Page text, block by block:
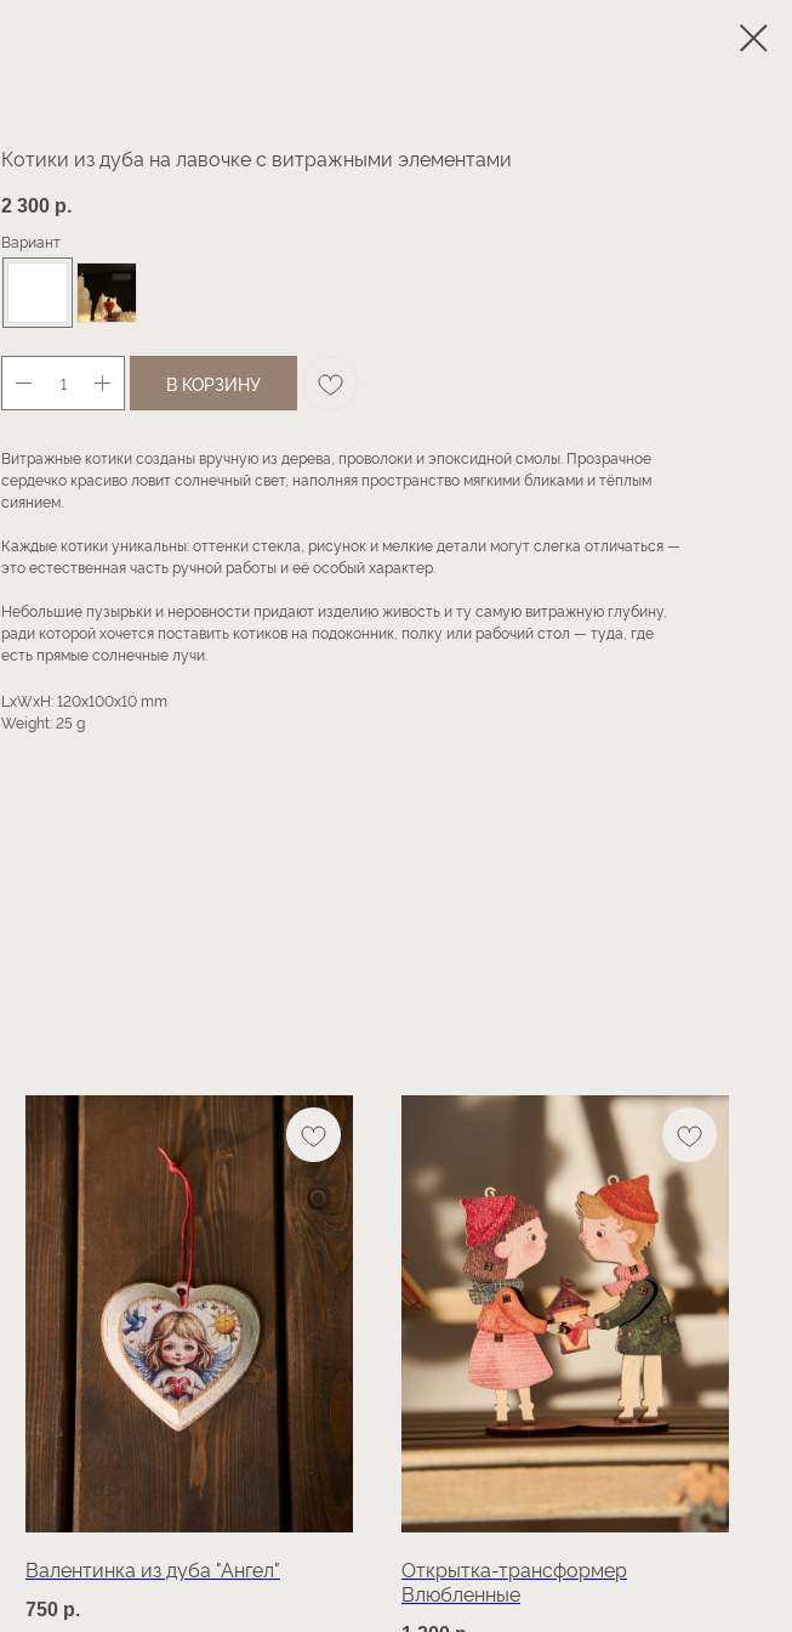
Котики из дуба на лавочке с витражными элементами
2 300 р.
Вариант
В КОРЗИНУ
Витражные котики созданы вручную из дерева, проволоки и эпоксидной смолы. Прозрачное
сердечко красиво ловит солнечный свет, наполняя пространство мягкими бликами и тёплым
сиянием.
Каждые котики уникальны: оттенки стекла, рисунок и мелкие детали могут слегка отличаться —
это естественная часть ручной работы и её особый характер.
Небольшие пузырьки и неровности придают изделию живость и ту самую витражную глубину,
ради которой хочется поставить котиков на подоконник, полку или рабочий стол — туда, где
есть прямые солнечные лучи.
LxWxH: 120x100x10 mm
Weight: 25 g
Валентинка из дуба "Ангел"
750 р.
Открытка-трансформер
Влюбленные